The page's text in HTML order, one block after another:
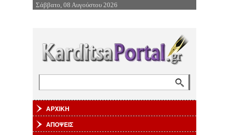
Επιστροφή στην Πλοήγηση
Σάββατο, 08 Αυγούστου 2026
ΑΡΧΙΚΗ
ΑΠΟΨΕΙΣ